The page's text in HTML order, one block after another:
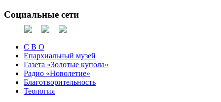
Социальные сети
С В О
Епархиальный музей
Газета «Золотые купола»
Радио «Новолетие»
Благотворительность
Теология